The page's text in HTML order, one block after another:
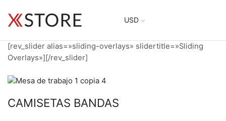
USD
[rev_slider alias=»sliding-overlays» slidertitle=»Sliding
Overlays»][/rev_slider]
CAMISETAS BANDAS